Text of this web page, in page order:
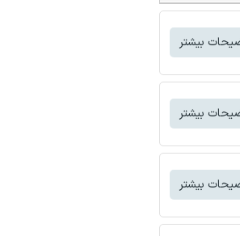
بیشتر
بیشتر
بیشتر